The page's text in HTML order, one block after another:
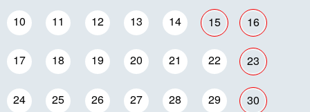
10 11 12 13 14 15 16
17 18 19 20 21 22 23
24 25 26 27 28 29 30